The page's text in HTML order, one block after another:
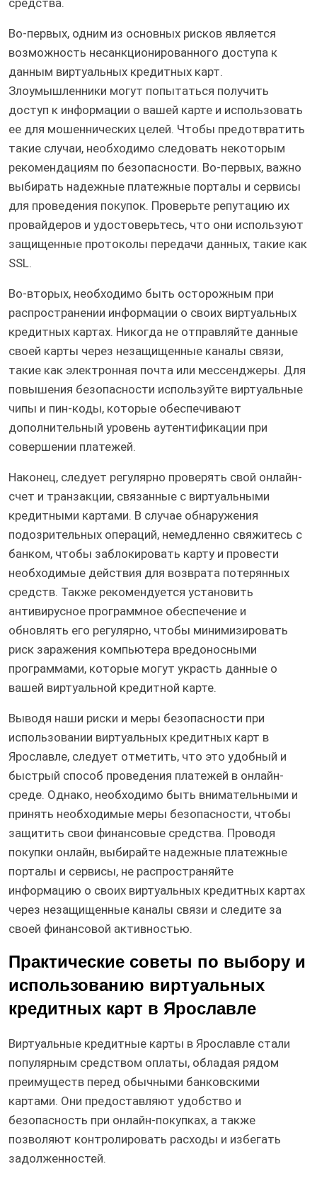
средства.
Во-первых, одним из основных рисков является
возможность несанкционированного доступа к
данным виртуальных кредитных карт.
Злоумышленники могут попытаться получить
доступ к информации о вашей карте и использовать
ее для мошеннических целей. Чтобы предотвратить
такие случаи, необходимо следовать некоторым
рекомендациям по безопасности. Во-первых, важно
выбирать надежные платежные порталы и сервисы
для проведения покупок. Проверьте репутацию их
провайдеров и удостоверьтесь, что они используют
защищенные протоколы передачи данных, такие как
SSL.
Во-вторых, необходимо быть осторожным при
распространении информации о своих виртуальных
кредитных картах. Никогда не отправляйте данные
своей карты через незащищенные каналы связи,
такие как электронная почта или мессенджеры. Для
повышения безопасности используйте виртуальные
чипы и пин-коды, которые обеспечивают
дополнительный уровень аутентификации при
совершении платежей.
Наконец, следует регулярно проверять свой онлайн-
счет и транзакции, связанные с виртуальными
кредитными картами. В случае обнаружения
подозрительных операций, немедленно свяжитесь с
банком, чтобы заблокировать карту и провести
необходимые действия для возврата потерянных
средств. Также рекомендуется установить
антивирусное программное обеспечение и
обновлять его регулярно, чтобы минимизировать
риск заражения компьютера вредоносными
программами, которые могут украсть данные о
вашей виртуальной кредитной карте.
Выводя наши риски и меры безопасности при
использовании виртуальных кредитных карт в
Ярославле, следует отметить, что это удобный и
быстрый способ проведения платежей в онлайн-
среде. Однако, необходимо быть внимательными и
принять необходимые меры безопасности, чтобы
защитить свои финансовые средства. Проводя
покупки онлайн, выбирайте надежные платежные
порталы и сервисы, не распространяйте
информацию о своих виртуальных кредитных картах
через незащищенные каналы связи и следите за
своей финансовой активностью.
Практические советы по выбору и
использованию виртуальных
кредитных карт в Ярославле
Виртуальные кредитные карты в Ярославле стали
популярным средством оплаты, обладая рядом
преимуществ перед обычными банковскими
картами. Они предоставляют удобство и
безопасность при онлайн-покупках, а также
позволяют контролировать расходы и избегать
задолженностей.